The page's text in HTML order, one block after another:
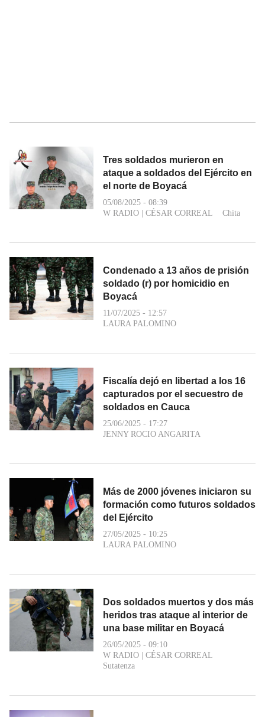
Tres soldados murieron en
ataque a soldados del Ejército en
el norte de Boyacá
05/08/2025 - 08:39
W RADIO | CÉSAR CORREAL Chita
Condenado a 13 años de prisión
soldado (r) por homicidio en
Boyacá
11/07/2025 - 12:57
LAURA PALOMINO
Fiscalía dejó en libertad a los 16
capturados por el secuestro de
soldados en Cauca
25/06/2025 - 17:27
JENNY ROCIO ANGARITA
Más de 2000 jóvenes iniciaron su
formación como futuros soldados
del Ejército
27/05/2025 - 10:25
LAURA PALOMINO
Dos soldados muertos y dos más
heridos tras ataque al interior de
una base militar en Boyacá
26/05/2025 - 09:10
W RADIO | CÉSAR CORREAL
Sutatenza